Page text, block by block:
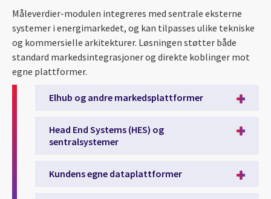
Måleverdier-modulen integreres med sentrale eksterne
systemer i energimarkedet, og kan tilpasses ulike tekniske
og kommersielle arkitekturer. Løsningen støtter både
standard markedsintegrasjoner og direkte koblinger mot
egne plattformer.
Elhub og andre markedsplattformer
Head End Systems (HES) og
sentralsystemer
Kundens egne dataplattformer